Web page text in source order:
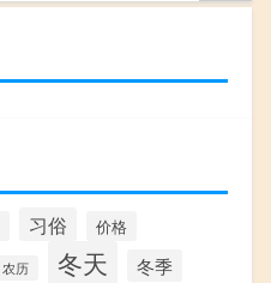
习俗 价格
农历 冬天 冬季